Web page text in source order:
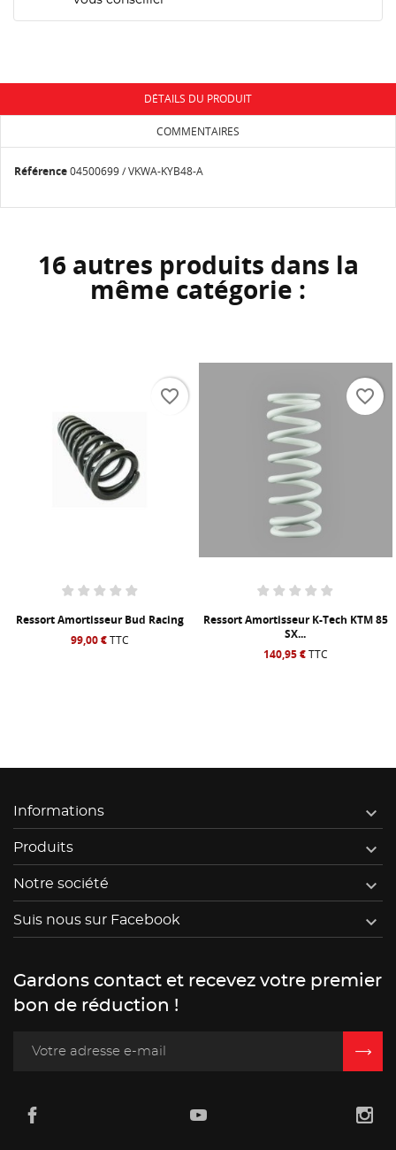
DÉTAILS DU PRODUIT
COMMENTAIRES
Référence04500699 / VKWA-KYB48-A
16 autres produits dans la
même catégorie :
Ressort Amortisseur Bud Racing
99,00 €TTC
favorite_border
Ressort Amortisseur K-Tech KTM 85
SX...
140,95 €TTC
favorite_border
Informations 
Produits 
Notre société 
Suis nous sur Facebook 
add_circle_outline Créer une nouvelle liste
Gardons contact et recevez votre premier
bon de réduction !